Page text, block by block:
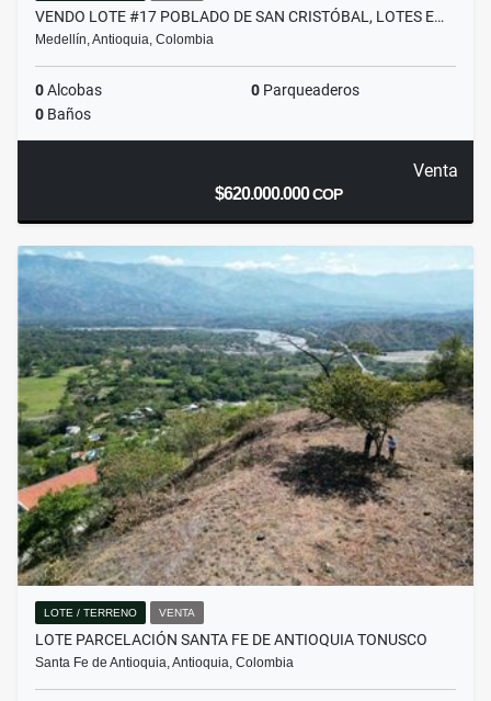
VENDO LOTE #17 POBLADO DE SAN CRISTÓBAL, LOTES E…
Medellín, Antioquia, Colombia
0Alcobas 0 Parqueaderos
0 Baños
Venta
$620.000.000COP
LOTE / TERRENO VENTA
LOTE PARCELACIÓN SANTA FE DE ANTIOQUIA TONUSCO
Santa Fe de Antioquia, Antioquia, Colombia